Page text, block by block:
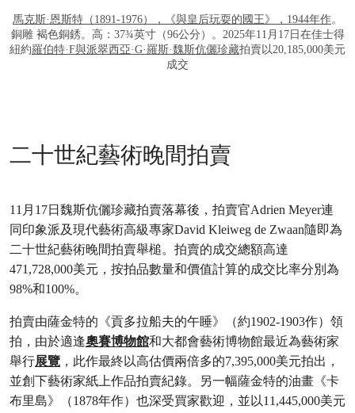
馬克斯·恩斯特（1891-1976），《與皇后玩耍的國王》，1944年作。
銅雕 褐色銅銹。高：37¾英寸（96公分）。2025年11月17日在佳士得
紐約羅伯特·F與派翠西亞·G·羅斯·魏斯伉儷珍藏拍賣以20,185,000美元
成交
二十世紀藝術晚間拍賣
11月17日魏斯伉儷珍藏拍賣落幕後，拍賣官Adrien Meyer連
同印象派及現代藝術高級專家David Kleiweg de Zwaan隨即為
二十世紀藝術晚間拍賣舉槌。拍賣的成交總額高達
471,728,000美元，按拍品數量和價值計算的成交比率分別為
98%和100%。
拍賣由薩金特的《貢多拉船夫的午睡》（約1902-1903作）領
拍，由於適逢奧賽博物館和大都會藝術博物館最近為藝術家
舉行展覽 ，此作最終以高估價兩倍多的7,395,000美元拍出，
並創下藝術家紙上作品拍賣紀錄。另一幅薩金特的油畫《卡
布里島》（1878年作）也深受買家歡迎，並以11,445,000美元